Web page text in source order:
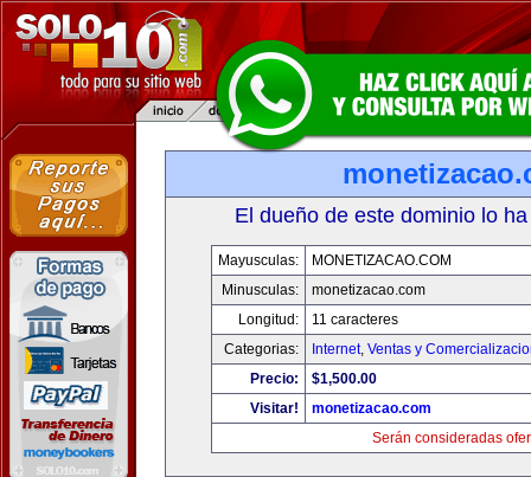
El dueño de este dominio lo
Mayusculas:
MONETIZACAO.COM
Minusculas:
monetizacao.com
Longitud:
11 caracteres
Categorias:
Internet, Ventas y
Precio:
$1,500.00
Visitar!
monetizacao.com
Serán consideradas